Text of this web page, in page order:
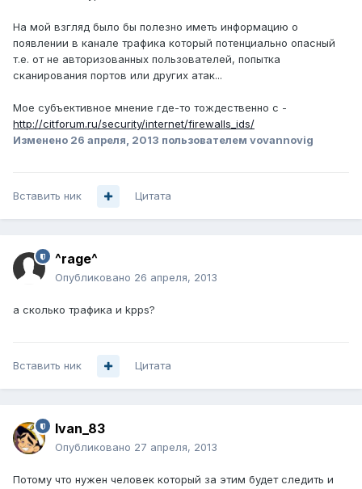
На мой взгляд было бы полезно иметь информацию о
появлении в канале трафика который потенциально опасный
т.е. от не авторизованных пользователей, попытка
сканирования портов или других атак...
Мое субъективное мнение где-то тождественно с -
http://citforum.ru/security/internet/firewalls_ids/
Изменено 26 апреля, 2013 пользователем vovannovig
Вставить ник Цитата
^rage^
Опубликовано 26 апреля, 2013
а сколько трафика и kpps?
Вставить ник Цитата
Ivan_83
Опубликовано 27 апреля, 2013
Потому что нужен человек который за этим будет следить и